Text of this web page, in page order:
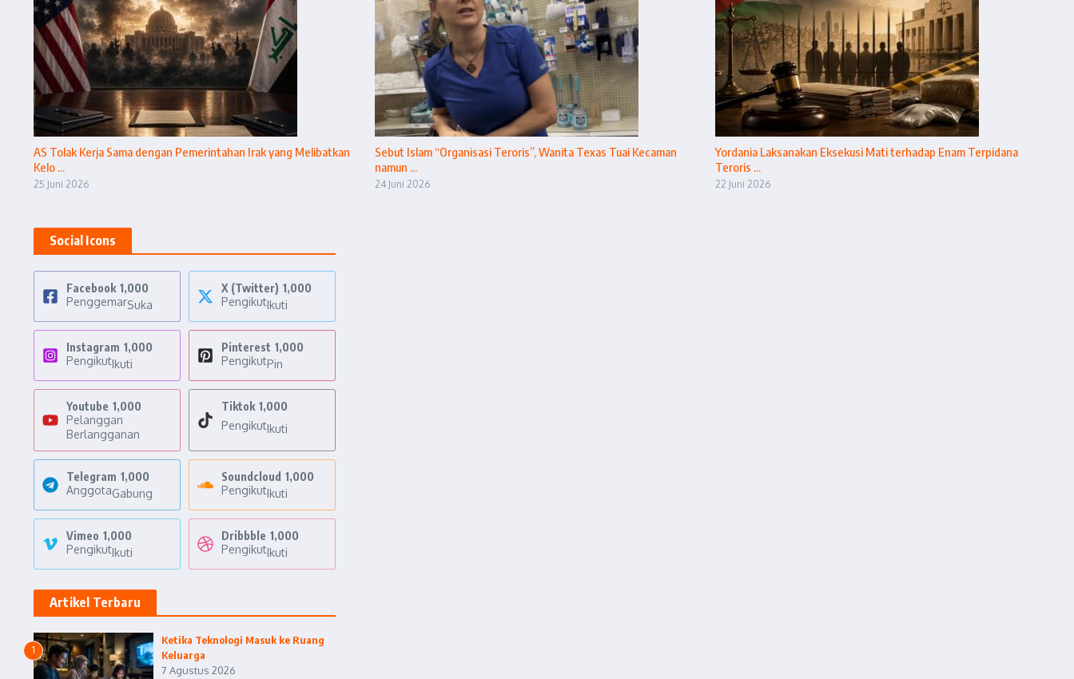
AS Tolak Kerja Sama dengan Pemerintahan Irak yang Melibatkan
Kelo ...
25 Juni 2026
Sebut Islam “Organisasi Teroris”, Wanita Texas Tuai Kecaman
namun ...
24 Juni 2026
Yordania Laksanakan Eksekusi Mati terhadap Enam Terpidana
Teroris ...
22 Juni 2026
Social Icons
Facebook 1,000
PenggemarSuka
X (Twitter) 1,000
PengikutIkuti
Instagram 1,000
PengikutIkuti
Pinterest 1,000
PengikutPin
Youtube 1,000
Pelanggan
Berlangganan
Tiktok 1,000
PengikutIkuti
Telegram 1,000
AnggotaGabung
Soundcloud 1,000
PengikutIkuti
Vimeo 1,000
PengikutIkuti
Dribbble 1,000
PengikutIkuti
Artikel Terbaru
1
Ketika Teknologi Masuk ke Ruang
Keluarga
7 Agustus 2026